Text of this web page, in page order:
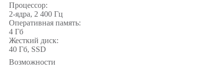
Процессор:
2-ядра, 2 400 Гц
Оперативная память:
4 Гб
Жесткий диск:
40 Гб, SSD
Возможности